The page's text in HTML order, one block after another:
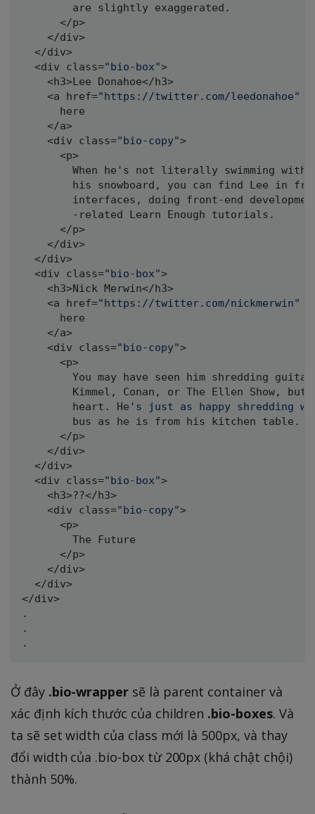
        are slightly exaggerated.
      </p>
    </div>
  </div>
  <div class=
"bio-box">
    <h3>Lee Donahoe</h3>
    <a href=
"https://twitter.com/leedonahoe"
      here
    </a>
    <div class=
"bio-copy">
      <p>
When he's not literally swimming with
        his snowboard
,
you can find Lee in
        interfaces
,
doing front-end
        -related Learn Enough tutorials.
      </p>
    </div>
  </div>
  <div class=
"bio-box">
    <h3>Nick Merwin</h3>
    <a href=
"https://twitter.com/nickmerwin"
      here
    </a>
    <div class=
"bio-copy">
      <p>
You may have seen him shredding
        Kimmel
, Conan , or The Ellen Show,
but
        heart. He
's just as happy shredding
        bus as he is from his kitchen table.
      </p>
    </div>
  </div>
  <div class=
"bio-box">
    <h3>??</h3>
    <div class=
"bio-copy">
      <p>
        The Future
      </p>
    </div>
  </div>
</div>
.
.
Ở đây .bio-wrapper sẽ là parent container và
xác định kích thước của children .bio-boxes. Và
ta sẽ set width của class mới là 500px, và thay
đổi width của .bio-box từ 200px (khá chật chội)
thành 50%.